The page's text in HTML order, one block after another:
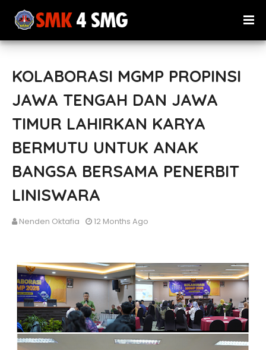
KOLABORASI MGMP PROPINSI
JAWA TENGAH DAN JAWA
TIMUR LAHIRKAN KARYA
BERMUTU UNTUK ANAK
BANGSA BERSAMA PENERBIT
LINISWARA
Nenden Oktafia 12 Months Ago